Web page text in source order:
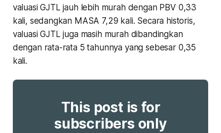
valuasi GJTL jauh lebih murah dengan PBV 0,33
kali, sedangkan MASA 7,29 kali. Secara historis,
valuasi GJTL juga masih murah dibandingkan
dengan rata-rata 5 tahunnya yang sebesar 0,35
kali.
This post is for
subscribers only